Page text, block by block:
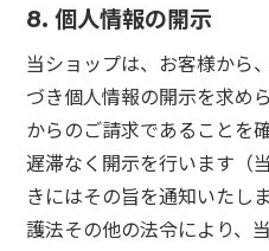
8. 個人情報の開示
当ショップは、お客様から
づき個人情報の開示を求め
からのご請求であることを
遅滞なく開示を行います（
きにはその旨を通知いたし
護法その他の法令により、